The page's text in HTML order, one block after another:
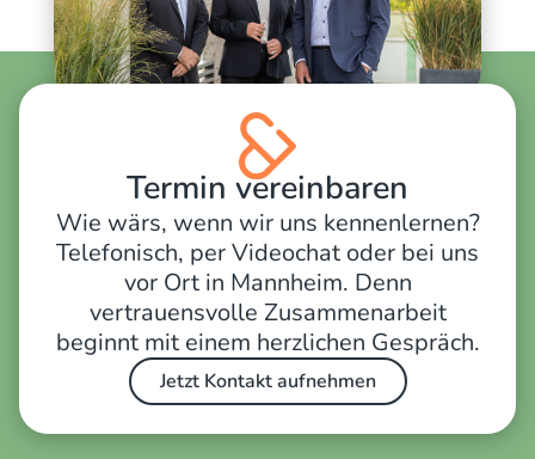
Termin vereinbaren
Wie wärs, wenn wir uns kennenlernen?
Telefonisch, per Videochat oder bei uns
vor Ort in Mannheim. Denn
vertrauensvolle Zusammenarbeit
beginnt mit einem herzlichen Gespräch.
Jetzt Kontakt aufnehmen